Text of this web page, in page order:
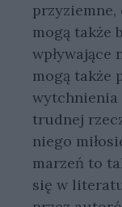
przyziemne,
mogą także
wpływające
mogą także
wytchnienia
trudnej
niego
marzeń to
się w